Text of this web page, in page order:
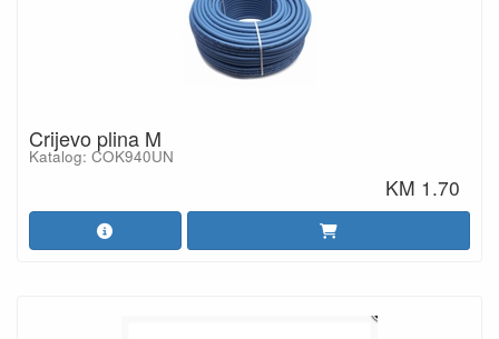
Crijevo plina M
Katalog: COK940UN
KM 1.70